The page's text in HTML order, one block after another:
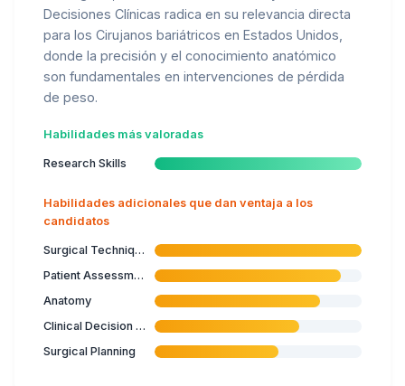
Decisiones Clínicas radica en su relevancia directa
para los Cirujanos bariátricos en Estados Unidos,
donde la precisión y el conocimiento anatómico
son fundamentales en intervenciones de pérdida
de peso.
Habilidades más valoradas
Research Skills
Habilidades adicionales que dan ventaja a los
candidatos
Surgical Techniques
Patient Assessment
Anatomy
Clinical Decision Making
Surgical Planning